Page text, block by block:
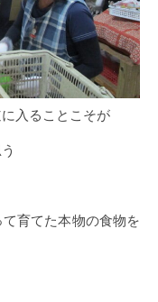
入ることこそが
育てた本物の食物を